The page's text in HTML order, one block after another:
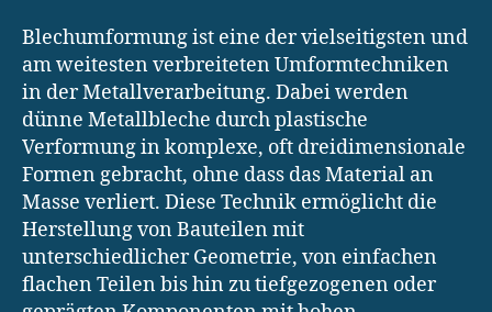
Blechumformung ist eine der vielseitigsten und
am weitesten verbreiteten Umformtechniken
in der Metallverarbeitung. Dabei werden
dünne Metallbleche durch plastische
Verformung in komplexe, oft dreidimensionale
Formen gebracht, ohne dass das Material an
Masse verliert. Diese Technik ermöglicht die
Herstellung von Bauteilen mit
unterschiedlicher Geometrie, von einfachen
flachen Teilen bis hin zu tiefgezogenen oder